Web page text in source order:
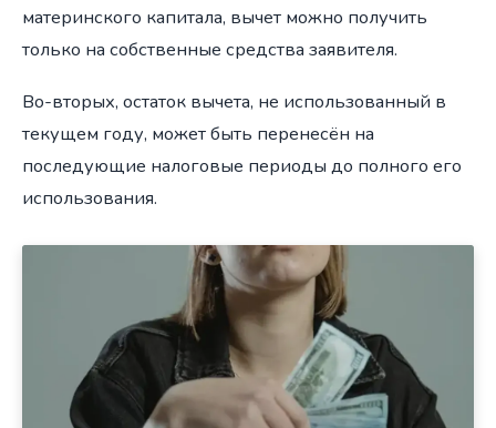
материнского капитала, вычет можно получить
только на собственные средства заявителя.
Во-вторых, остаток вычета, не использованный в
текущем году, может быть перенесён на
последующие налоговые периоды до полного его
использования.